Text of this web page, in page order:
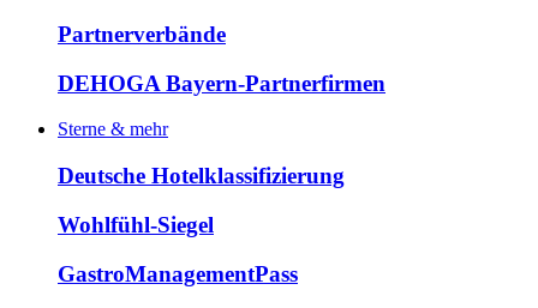
Partnerverbände
DEHOGA Bayern-Partnerfirmen
Sterne & mehr
Deutsche Hotelklassifizierung
Wohlfühl-Siegel
GastroManagementPass